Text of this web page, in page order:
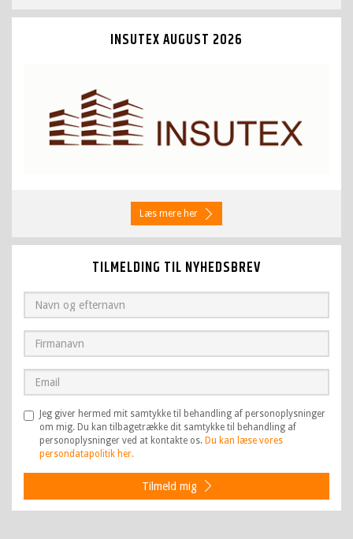
INSUTEXAUGUST 2026
Læs mere her
TILMELDING TIL NYHEDSBREV
Jeg giver hermed mit samtykke til behandling af personoplysninger
om mig. Du kan tilbagetrække dit samtykke til behandling af
personoplysninger ved at kontakte os. Du kan læse vores
persondatapolitik her.
Tilmeld mig